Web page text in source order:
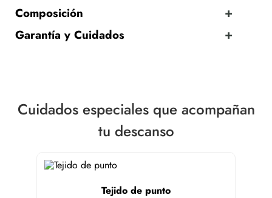
Composición
Garantía y Cuidados
Cuidados especiales que acompañan
tu descanso
Tejido de punto